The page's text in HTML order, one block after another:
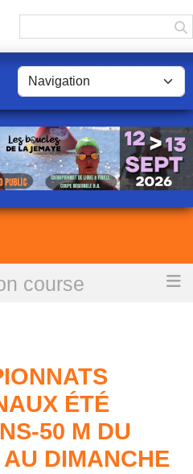
course
50 m Du Samedi 1er au
ÉTÉ
50 M DU
DIMANCHE